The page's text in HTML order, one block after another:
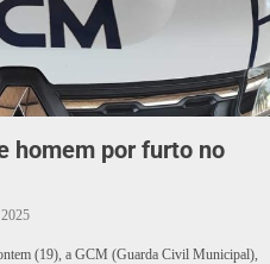
homem por furto no
(19), a GCM (Guarda Civil Municipal),